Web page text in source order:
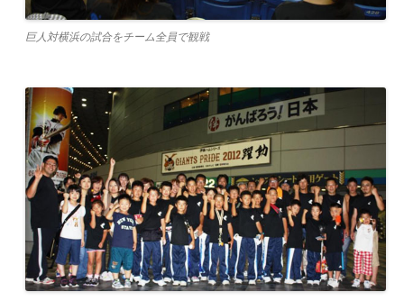
巨人対横浜の試合をチーム全員で観戦